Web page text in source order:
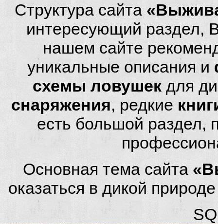
Структура сайта
интересующий раздел,
нашем сайте
уникальные описания и
схемы ловушек для
снаряжения, редкие
есть большой
Основная тема сайта
оказаться в дикой